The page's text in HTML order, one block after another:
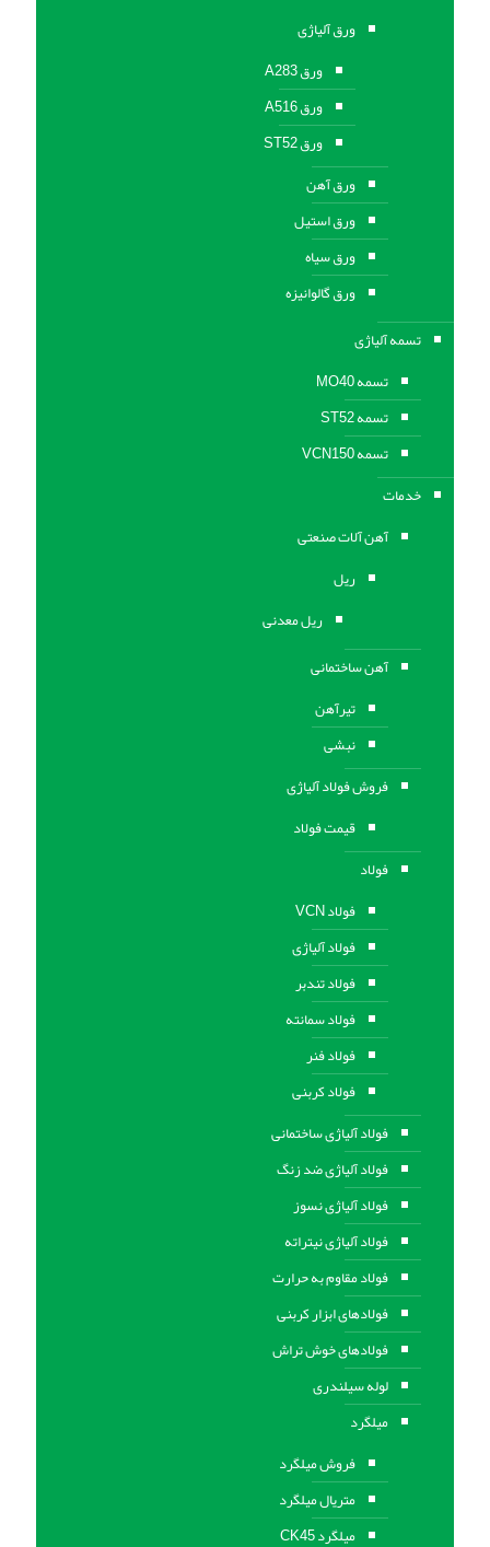
ورق آلیاژی
ورق A283
ورق A516
ورق ST52
ورق آهن
ورق استیل
ورق سیاه
ورق گالوانیزه
تسمه آلیاژی
تسمه MO40
تسمه ST52
تسمه VCN150
خدمات
آهن آلات صنعتی
ریل
ریل معدنی
آهن ساختمانی
تیرآهن
نبشی
فروش فولاد آلیاژی
قیمت فولاد
فولاد
فولاد VCN
فولاد آلیاژی
فولاد تندبر
فولاد سمانته
فولاد فنر
فولاد کربنی
فولاد آلیاژی ساختمانی
فولاد آلیاژی ضد زنگ
فولاد آلیاژی نسوز
فولاد آلیاژی نیتراته
فولاد مقاوم به حرارت
فولادهای ابزار کربنی
فولادهای خوش تراش
لوله سیلندری
میلگرد
فروش میلگرد
متریال میلگرد
میلگرد CK45